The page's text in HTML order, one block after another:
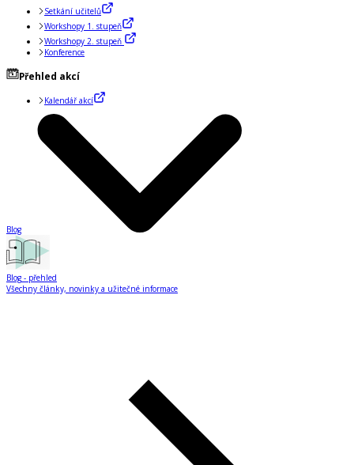
Setkání učitelů
Workshopy 1. stupeň
Workshopy 2. stupeň
Konference
Přehled akcí
Kalendář akcí
Blog
Blog - přehled
Všechny články, novinky a užitečné informace